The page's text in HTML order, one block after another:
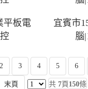
平板電
宜賓市
腦
2 3 4 5 6
末頁 共 7頁 150條